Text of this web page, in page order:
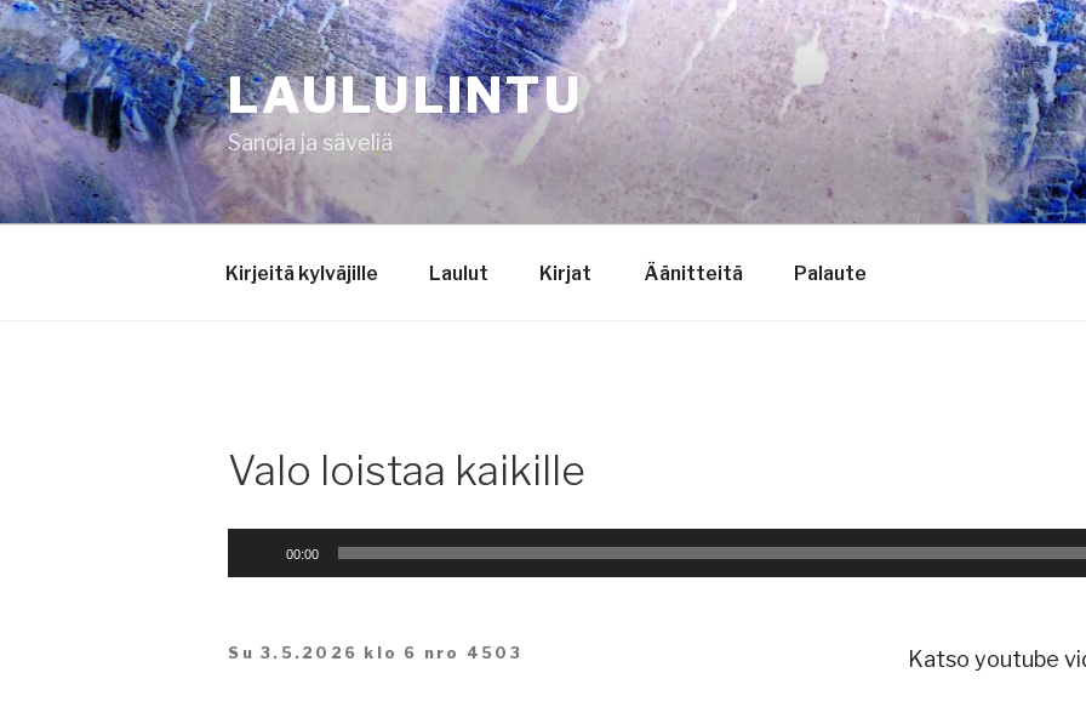
Siirry
sisältöön
LAULULINTU
Sanoja ja säveliä
Kirjeitä kylväjille Laulut Kirjat Äänitteitä Palaute
Valo loistaa kaikille
Äänitoistin
00:00
Katso youtube
Su 3.5.2026 klo 6 nro 4503